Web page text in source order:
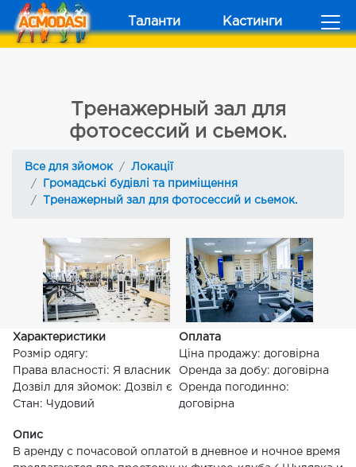
Таланти Кастинги
Тренажерный зал для
фотосессий и сьемок.
Все для зйомок
Локації
Громадські будівлі та приміщення
Тренажерный зал для фотосессий и сьемок.
Характеристики
Розмір одягу:
Права власності: Я власник
Дозвіл для зйомок: Дозвіл є
Стан: Чудовий
Оплата
Ціна продажу: договірна
Оренда за добу: договірна
Оренда погодинно:
договірна
Опис
В аренду с почасовой оплатой в дневное и ночное время